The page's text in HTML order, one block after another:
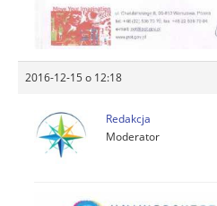
2016-12-15 o 12:18
Redakcja
Moderator